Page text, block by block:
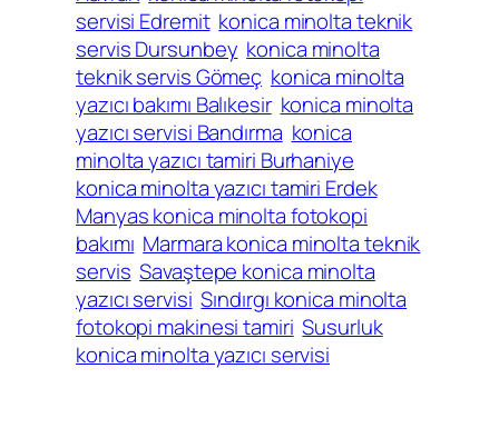
servisi Edremit konica minolta teknik
servis Dursunbey konica minolta
teknik servis Gömeç konica minolta
yazıcı bakımı Balıkesir konica minolta
yazıcı servisi Bandırma konica
minolta yazıcı tamiri Burhaniye
konica minolta yazıcı tamiri Erdek
Manyas konica minolta fotokopi
bakımı Marmara konica minolta teknik
servis Savaştepe konica minolta
yazıcı servisi Sındırgı konica minolta
fotokopi makinesi tamiri Susurluk
konica minolta yazıcı servisi